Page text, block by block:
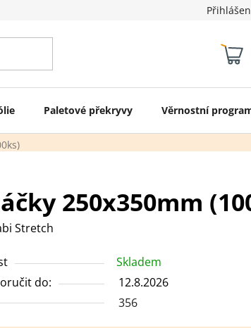
Paletové překryvy Věrnostní
250x350mm
Stretch
Skladem
do:
12.8.2026
356